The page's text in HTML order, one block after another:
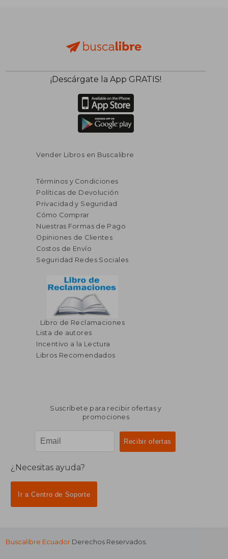
$ 63.15 40%
40%
dcto.
¡Descárgate la App GRATIS!
Vender Libros en Buscalibre
Términos y Condiciones
Políticas de Devolución
Privacidad y Seguridad
Cómo Comprar
Nuestras Formas de Pago
Opiniones de Clientes
Costos de Envío
Seguridad Redes Sociales
Libro de Reclamaciones
Lista de autores
Incentivo a la Lectura
Libros Recomendados
Suscríbete para recibir ofertas y
promociones
¿Necesitas ayuda?
Ir a Centro de Soporte
Buscalibre Ecuador Derechos Reservados.